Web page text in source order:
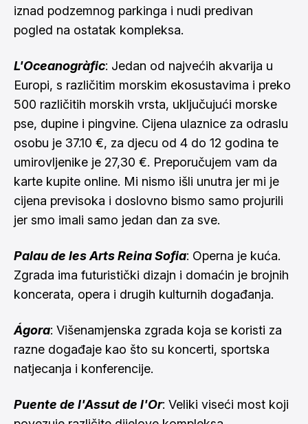
iznad podzemnog parkinga i nudi predivan
pogled na ostatak kompleksa.
L'Oceanogràfic: Jedan od najvećih akvarija u
Europi, s različitim morskim ekosustavima i preko
500 različitih morskih vrsta, uključujući morske
pse, dupine i pingvine. Cijena ulaznice za odraslu
osobu je 37.10 €, za djecu od 4 do 12 godina te
umirovljenike je 27,30 €. Preporučujem vam da
karte kupite online. Mi nismo išli unutra jer mi je
cijena previsoka i doslovno bismo samo projurili
jer smo imali samo jedan dan za sve.
Palau de les Arts Reina Sofia: Operna je kuća.
Zgrada ima futuristički dizajn i domaćin je brojnih
koncerata, opera i drugih kulturnih događanja.
Ágora: Višenamjenska zgrada koja se koristi za
razne događaje kao što su koncerti, sportska
natjecanja i konferencije.
Puente de l'Assut de l'Or: Veliki viseći most koji